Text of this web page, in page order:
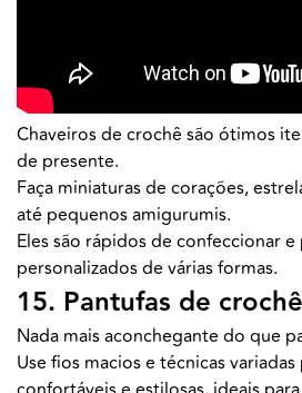
Chaveiros de crochê são ótimos
de presente.
Faça miniaturas de corações,
até pequenos amigurumis.
Eles são rápidos de confeccionar
personalizados de várias formas.
15. Pantufas de crochê
Nada mais aconchegante do que
Use fios macios e técnicas